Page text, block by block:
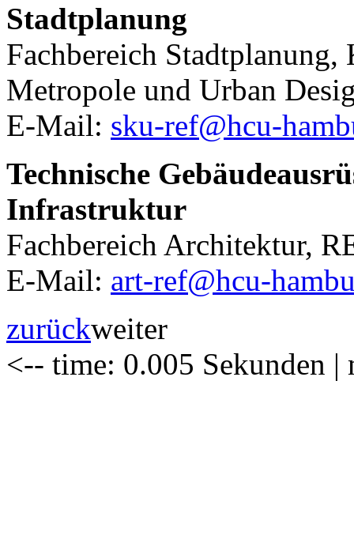
Stadtplanung
Fachbereich
Metropole und Urban
E-Mail: sku-ref@hcu-
Technische
Infrastruktur
Fachbereich Architektur,
E-Mail: art-ref@hcu-
zurückweiter
<-- time: 0.005 Sekunden